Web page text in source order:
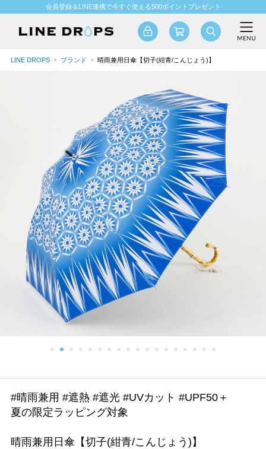
会員登録＆LINE連携で今すぐ使える500ポイントプレゼント
LINE DROPS ブランド 晴雨兼用日傘【切子(紺青/こんじょう)】
#晴雨兼用 #遮熱 #遮光 #UVカット #UPF50＋
夏の限定ラッピング対象
晴雨兼用日傘【切子(紺青/こんじょう)】